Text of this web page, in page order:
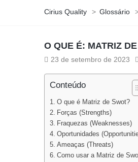
Cirius Quality > Glossário
O QUE É: MATRIZ
23 de setembro de 2023
Conteúdo
O que é Matriz de Swot?
Forças (Strengths)
Fraquezas (Weaknesses)
Oportunidades
Ameaças (Threats)
Como usar a Matriz de